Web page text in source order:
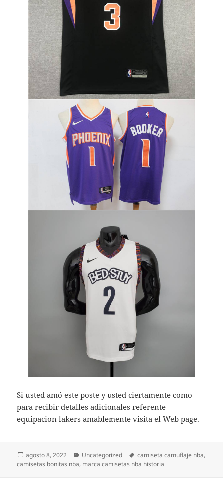
Si usted amó este poste y usted ciertamente como
para recibir detalles adicionales referente
equipacion lakers amablemente visita el Web page.
Publicado
el
agosto 8, 2022 Categorías
Uncategorized Etiquetas
camiseta camuflaje nba,
camisetas bonitas nba, marca camisetas nba historia